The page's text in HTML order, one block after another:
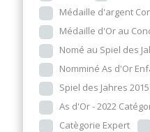
Médaille d'argent
Médaille d'Or au
Nomé au Spiel des
Nomminé As d'Or
Spiel des Jahres 2015
As d'Or - 2022
Catègorie Expert